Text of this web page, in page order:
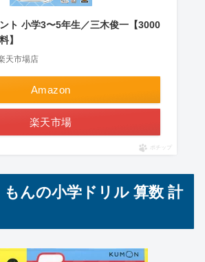
ト 小学3〜5年生／三木俊一【3000
】
天市場店
Amazon
楽天市場
ポチップ
もんの小学ドリル 算数 計